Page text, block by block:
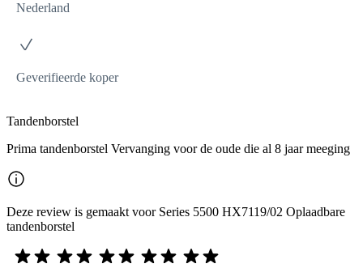
Nederland
Geverifieerde koper
Tandenborstel
Prima tandenborstel Vervanging voor de oude die al 8 jaar meeging
Deze review is gemaakt voor Series 5500 HX7119/02 Oplaadbare
tandenborstel